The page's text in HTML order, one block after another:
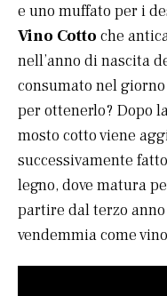
e uno muffato per i
Vino Cotto che
nell’anno di nascita
consumato nel
per ottenerlo? Dopo
mosto cotto viene
successivamente
legno, dove matura
partire dal terzo
vendemmia come